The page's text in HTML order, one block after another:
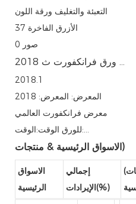
0 صور
2018 ورق فرانكفورت ث ...
2018.1
المعرض: المعرض: 2018
معرض فرانكفورت العالمي
للورق الوقت:الوقت:…
الاسواق الرئيسية & منتجات)
الاسواق
الرئيسية
إجمالي
الإيرادات(%)